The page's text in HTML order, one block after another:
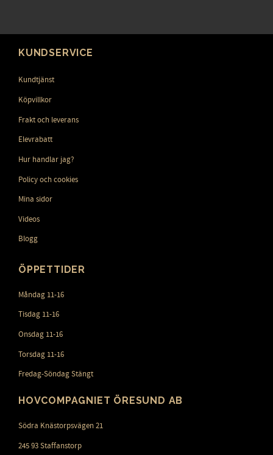
KUNDSERVICE
Kundtjänst
Köpvillkor
Frakt och leverans
Elevrabatt
Hur handlar jag?
Policy och cookies
Mina sidor
Videos
Blogg
ÖPPETTIDER
Måndag 11-16
Tisdag 11-16
Onsdag 11-16
Torsdag 11-16
Fredag-Söndag Stängt
HOVCOMPAGNIET ÖRESUND AB
Södra Knästorpsvägen 21
245 93 Staffanstorp